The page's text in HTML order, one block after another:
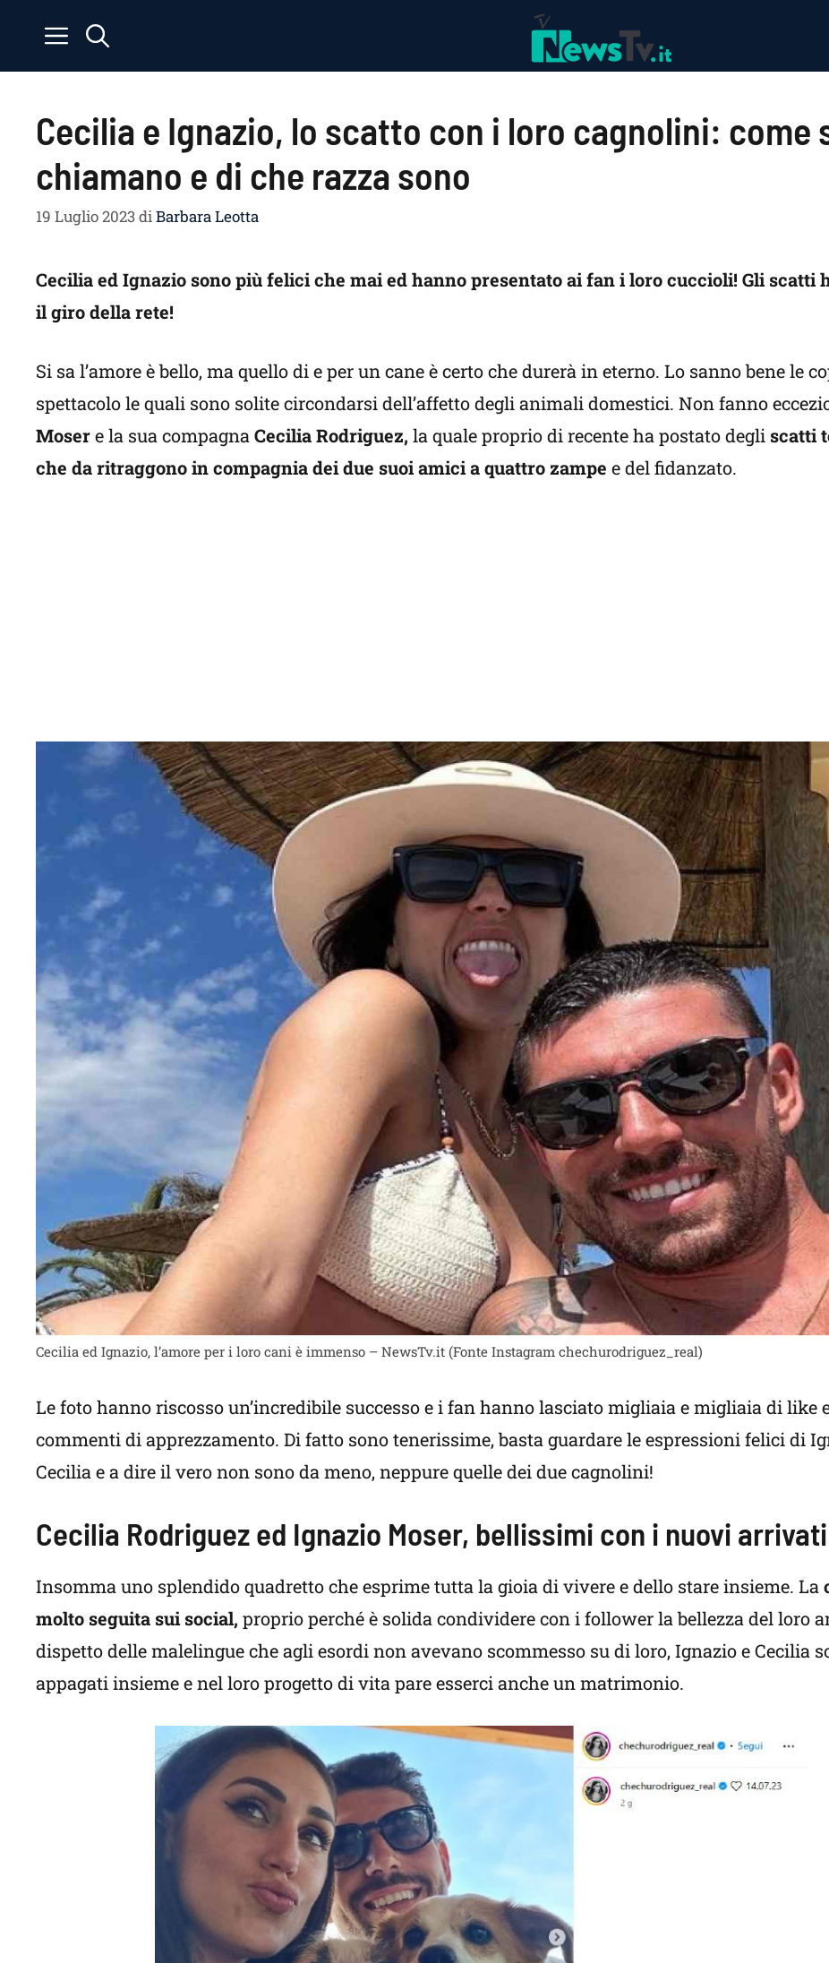
contenuto
Cecilia e Ignazio, lo scatto con i loro cagnolini: come
chiamano e di che razza sono
19 Luglio 2023di Barbara Leotta
Cecilia ed Ignazio sono più felici che mai ed hanno presentato ai fan i loro cuccioli! Gli scatti
il giro della rete!
Si sa l’amore è bello, ma quello di e per un cane è certo che durerà in eterno. Lo sanno bene le
spettacolo le quali sono solite circondarsi dell’affetto degli animali domestici. Non fanno
Mosere la sua compagna Cecilia Rodriguez, la quale proprio di recente ha postato degli scatti
che da ritraggono in compagnia dei due suoi amici a quattro zampe e del fidanzato.
Cecilia ed Ignazio, l’amore per i loro cani è immenso – NewsTv.it (Fonte Instagram chechurodriguez_real)
Le foto hanno riscosso un’incredibile successo e i fan hanno lasciato migliaia e migliaia di like
commenti di apprezzamento. Di fatto sono tenerissime, basta guardare le espressioni felici di
Cecilia e a dire il vero non sono da meno, neppure quelle dei due cagnolini!
Cecilia Rodriguez ed Ignazio Moser, bellissimi con i nuovi arrivati
Insomma uno splendido quadretto che esprime tutta la gioia di vivere e dello stare insieme. La
molto seguita sui social, proprio perché è solida condividere con i follower la bellezza del loro
dispetto delle malelingue che agli esordi non avevano scommesso su di loro, Ignazio e Cecilia
appagati insieme e nel loro progetto di vita pare esserci anche un matrimonio.